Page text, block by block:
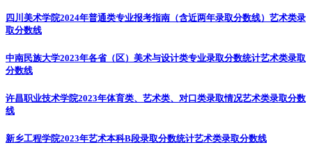
四川美术学院2024年普通类专业报考指南（含近两年录取分数线） 艺术类录
取分数线
中南民族大学2023年各省（区）美术与设计类专业录取分数统计艺术类录取
分数线
许昌职业技术学院2023年体育类、艺术类、对口类录取情况艺术类录取分数
线
新乡工程学院2023年艺术本科B段录取分数统计艺术类录取分数线